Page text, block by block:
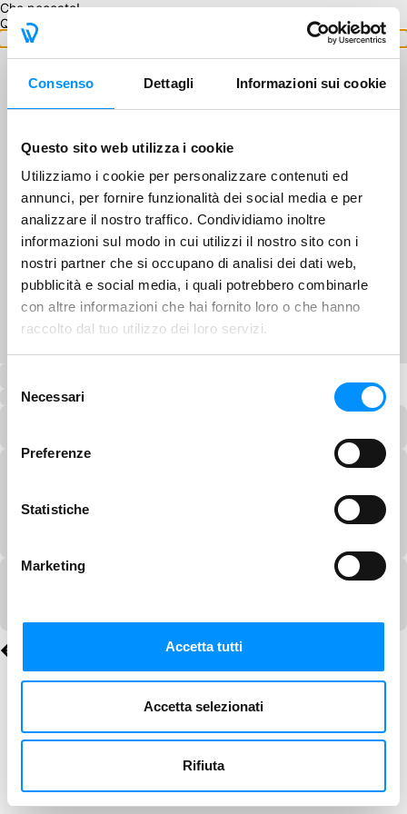
Consenso Dettagli Informazioni sui cookie
Questo sito web utilizza i cookie
Utilizziamo i cookie per personalizzare contenuti ed
annunci, per fornire funzionalità dei social media e per
analizzare il nostro traffico. Condividiamo inoltre
informazioni sul modo in cui utilizzi il nostro sito con i
nostri partner che si occupano di analisi dei dati web,
pubblicità e social media, i quali potrebbero combinarle
con altre informazioni che hai fornito loro o che hanno
raccolto dal tuo utilizzo dei loro servizi.
delNecessari
Preferenze
Statistiche
Marketing
Accetta tutti
Accetta selezionati
Rifiuta
Che peccato!
Questo GA non è disponibile.